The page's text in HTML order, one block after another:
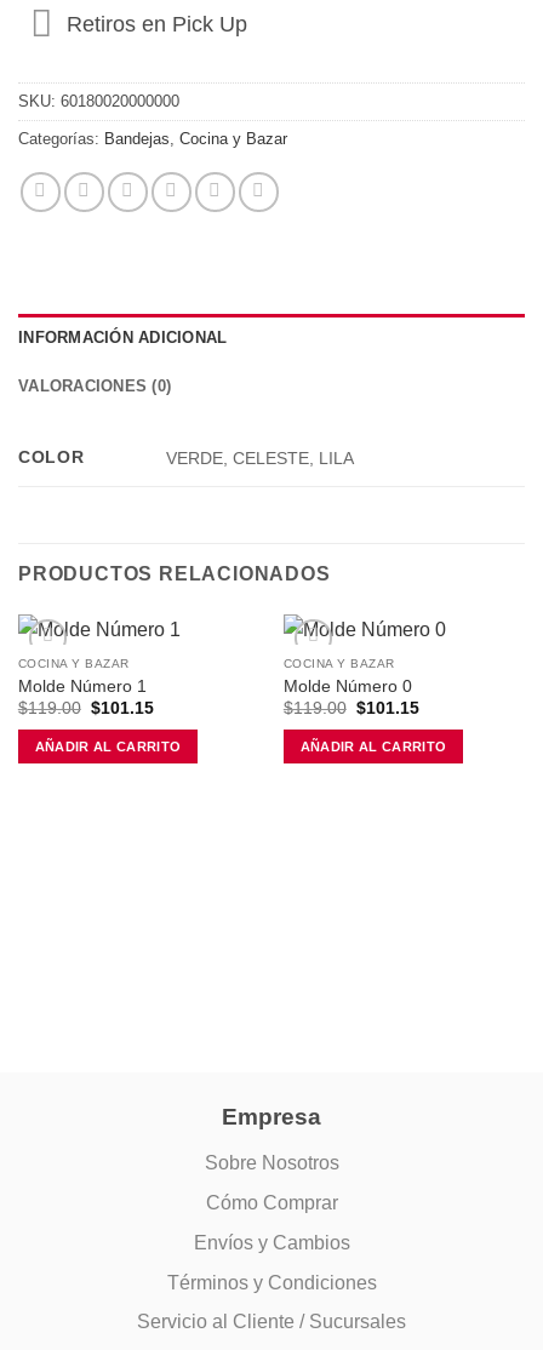
Retiros en Pick Up
SKU: 60180020000000
Categorías: Bandejas Cocina y Bazar
INFORMACIÓN ADICIONAL
VALORACIONES (0)
COLOR VERDE, CELESTE, LILA
PRODUCTOS RELACIONADOS
Añadir a la lista de deseos
COCINA Y BAZAR
Molde Número 1
$119.00 El
original
era:
$101.15El
actual
es:
AÑADIR AL CARRITO
Añadir a la lista de deseos
COCINA Y BAZAR
Molde Número 0
$119.00 El
original
era:
$101.15El
actual
es:
AÑADIR AL CARRITO
Empresa
Sobre Nosotros
Cómo Comprar
Envíos y Cambios
Términos y Condiciones
Servicio al Cliente / Sucursales